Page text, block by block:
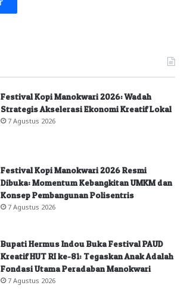
Festival Kopi Manokwari 2026: Wadah
Strategis Akselerasi Ekonomi Kreatif Lokal
7 Agustus 2026
Festival Kopi Manokwari 2026 Resmi
Dibuka: Momentum Kebangkitan UMKM dan
Konsep Pembangunan Polisentris
7 Agustus 2026
Bupati Hermus Indou Buka Festival PAUD
Kreatif HUT RI ke-81: Tegaskan Anak Adalah
Fondasi Utama Peradaban Manokwari
7 Agustus 2026